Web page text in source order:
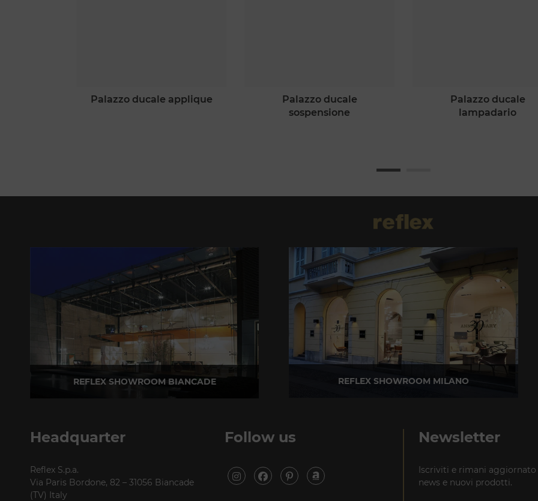
palazzo ducale applique
palazzo ducale
sospensione
palazzo ducale
lampadario
REFLEX SHOWROOM BIANCADE REFLEX SHOWROOM MILANO
Headquarter
Reflex S.p.a.
Via Paris Bordone, 82 – 31056 Biancade
(TV) Italy
Follow us Newsletter
Iscriviti e rimani aggiornato
news e nuovi prodotti.